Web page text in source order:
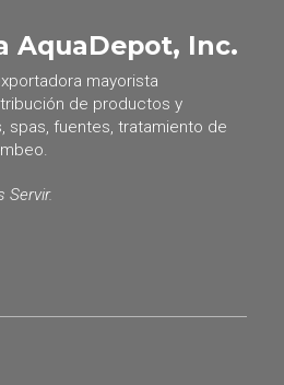
AquaDepot, Inc.
mayorista
de productos y
spas, fuentes, tratamiento de
Servir.